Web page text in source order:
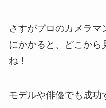
さすがプロのカメラマ
にかかると、どこから
ね！
モデルや俳優でも成功